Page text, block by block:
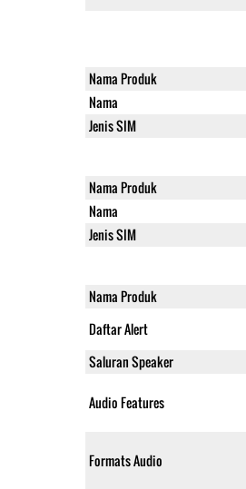
Nama Produk
Nama
Jenis SIM
Nama Produk
Nama
Jenis SIM
Nama Produk
Daftar Alert
Saluran Speaker
Audio Features
Formats Audio